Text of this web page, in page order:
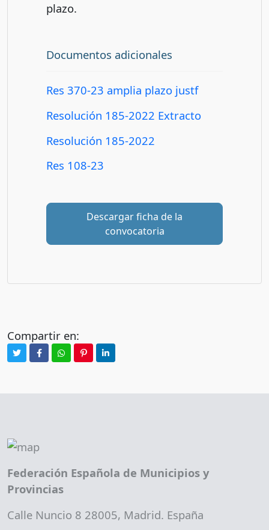
plazo.
Documentos adicionales
Res 370-23 amplia plazo justf
Resolución 185-2022 Extracto
Resolución 185-2022
Res 108-23
Descargar ficha de la
convocatoria
Compartir en:
Federación Española de Municipios y
Provincias
Calle Nuncio 8 28005, Madrid. España